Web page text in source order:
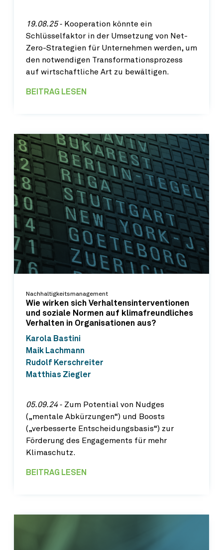
19.08.25‐ Kooperation könnte ein
Schlüsselfaktor in der Umsetzung von Net-
Zero-Strategien für Unternehmen werden, um
den notwendigen Transformationsprozess
auf wirtschaftliche Art zu bewältigen.
BEITRAG LESEN
Nachhaltigkeitsmanagement
Wie wirken sich Verhaltensinterventionen
und soziale Normen auf klimafreundliches
Verhalten in Organisationen aus?
Karola Bastini
Maik Lachmann
Rudolf Kerschreiter
Matthias Ziegler
05.09.24‐ Zum Potential von Nudges
(„mentale Abkürzungen“) und Boosts
(„verbesserte Entscheidungsbasis“) zur
Förderung des Engagements für mehr
Klimaschutz.
BEITRAG LESEN